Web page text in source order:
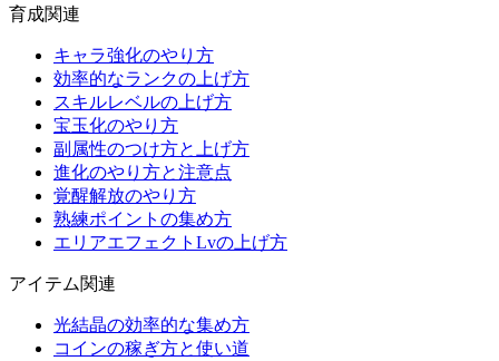
育成関連
キャラ強化のやり方
効率的なランクの上げ方
スキルレベルの上げ方
宝玉化のやり方
副属性のつけ方と上げ方
進化のやり方と注意点
覚醒解放のやり方
熟練ポイントの集め方
エリアエフェクトLvの上げ方
アイテム関連
光結晶の効率的な集め方
コインの稼ぎ方と使い道